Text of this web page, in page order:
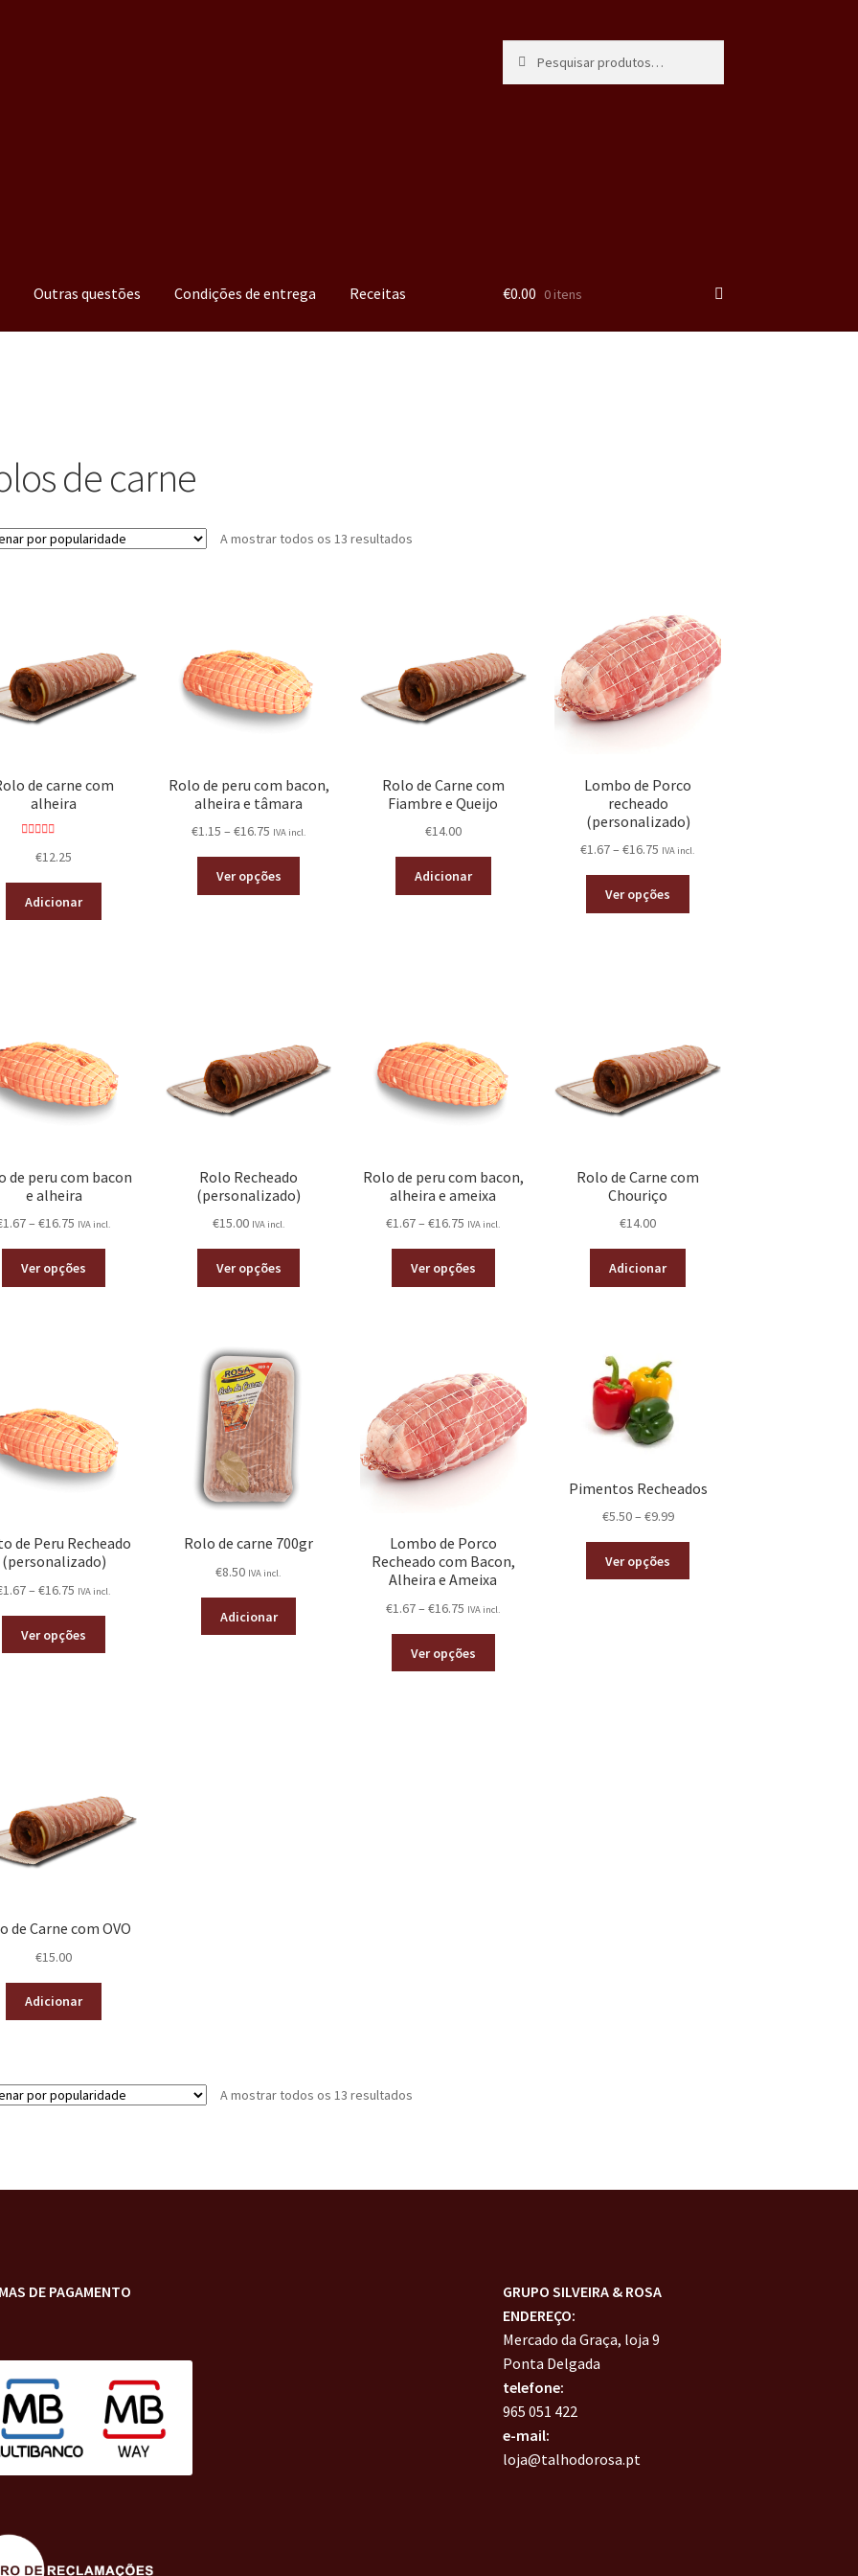
Outras questões Condições de entrega Receitas €0.00 0 itens
de carne
A mostrar todos os 13 resultados
de carne com
alheira
5.00de 5
€12.25
Adicionar
Rolo de peru com bacon,
alheira e tâmara
€1.15 – €16.75 IVA incl.
Ver opções
Rolo de Carne com
Fiambre e Queijo
€14.00
Adicionar
Lombo de Porco
recheado
(personalizado)
€1.67– €16.75 IVA incl.
Ver opções
de peru com bacon
e alheira
1.67– €16.75 IVA incl.
Ver opções
Rolo Recheado
(personalizado)
€15.00 IVA incl.
Ver opções
Rolo de peru com bacon,
alheira e ameixa
€1.67– €16.75 IVA incl.
Ver opções
Rolo de Carne com
Chouriço
€14.00
Adicionar
de Peru Recheado
(personalizado)
1.67– €16.75 IVA incl.
Ver opções
Rolo de carne 700gr
€8.50 IVA incl.
Adicionar
Lombo de Porco
Recheado com Bacon,
Alheira e Ameixa
€1.67– €16.75 IVA incl.
Ver opções
Pimentos Recheados
€5.50– €9.99
Ver opções
de Carne com OVO
€15.00
Adicionar
A mostrar todos os 13 resultados
DE PAGAMENTO
GRUPO SILVEIRA & ROSA
ENDEREÇO:
Mercado da Graça, loja 9
Ponta Delgada
telefone:
965 051 422
e-mail:
loja@talhodorosa.pt